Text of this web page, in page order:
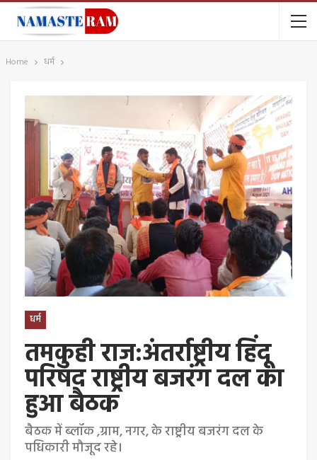
Home धर्म
धर्म
तमकुही राज:अंतर्राष्ट्रीय हिंदू
परिषद राष्ट्रीय बजरंग दल का
हुआ बैठक
बैठक में ब्लॉक ,ग्राम, नगर, के राष्ट्रीय बजरंग दल के
पधिकारी मौजूद रहे।